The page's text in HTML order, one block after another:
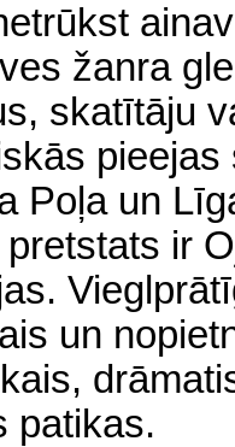
žanra
skatītāju
Poļa un
ir
un
patikas.